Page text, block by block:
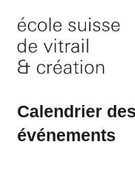
content
Calendrier
événements